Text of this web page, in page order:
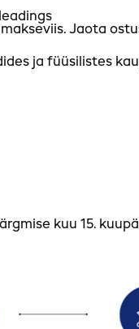
Jaota
ja füüsilistes
kuu 15.